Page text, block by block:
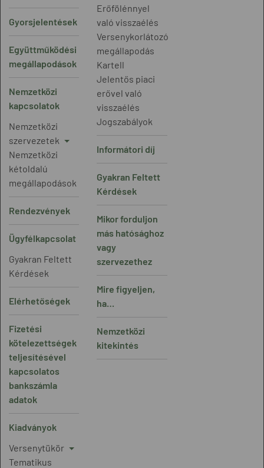
Gyorsjelentések
Együttműködési
megállapodások
Nemzetközi
kapcsolatok
Nemzetközi
szervezetek
Nemzetközi
kétoldalú
megállapodások
Rendezvények
Ügyfélkapcsolat
Gyakran Feltett
Kérdések
Elérhetőségek
Fizetési
kötelezettségek
teljesítésével
kapcsolatos
bankszámla
adatok
Kiadványok
Versenytükör
Tematikus
Erőfölénnyel
való visszaélés
Versenykorlátozó
megállapodás
Kartell
Jelentős piaci
erővel való
visszaélés
Jogszabályok
Informátori díj
Gyakran Feltett
Kérdések
Mikor forduljon
más hatósághoz
vagy
szervezethez
Mire figyeljen,
ha…
Nemzetközi
kitekintés